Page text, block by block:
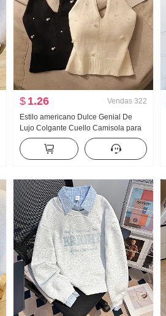
$ 1.26 Vendas 322
Estilo americano Dulce Genial De
Lujo Colgante Cuello Camisola para
mujer Verano Para uso exterior
Interior Partido Camiseta Interior
Chica atrevida tejido de punto Top sin